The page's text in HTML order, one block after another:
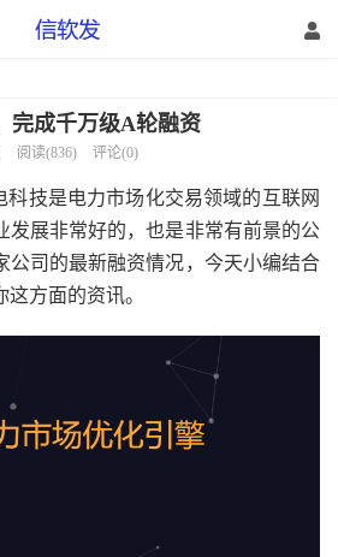
完成千万级A轮融资
阅读(836) 评论(0)
科技是电力市场化交易领域的互联网
发展非常好的，也是非常有前景的公
公司的最新融资情况，今天小编结合
方面的资讯。